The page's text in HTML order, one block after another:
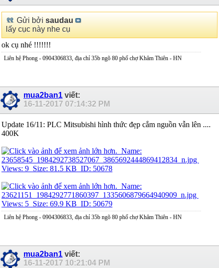
Gửi bởi saudau
lấy cục này nhe cụ
ok cụ nhé !!!!!!!
Liên hệ Phong - 0904306833, địa chỉ 35b ngõ 80 phố chợ Khâm Thiên - HN
mua2ban1 viết:
16-11-2017 07:14:32 PM
Update 16/11: PLC Mitsubishi hình thức đẹp cắm nguồn vẫn lên ....
400K
Liên hệ Phong - 0904306833, địa chỉ 35b ngõ 80 phố chợ Khâm Thiên - HN
mua2ban1 viết:
16-11-2017 10:21:04 PM